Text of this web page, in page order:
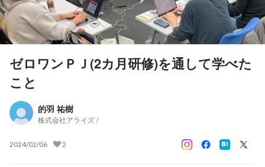
ゼロワンＰＪ(2カ月研修)を通して学べた
こと
的羽 祐樹
株式会社アライズ /
2024/02/06 2